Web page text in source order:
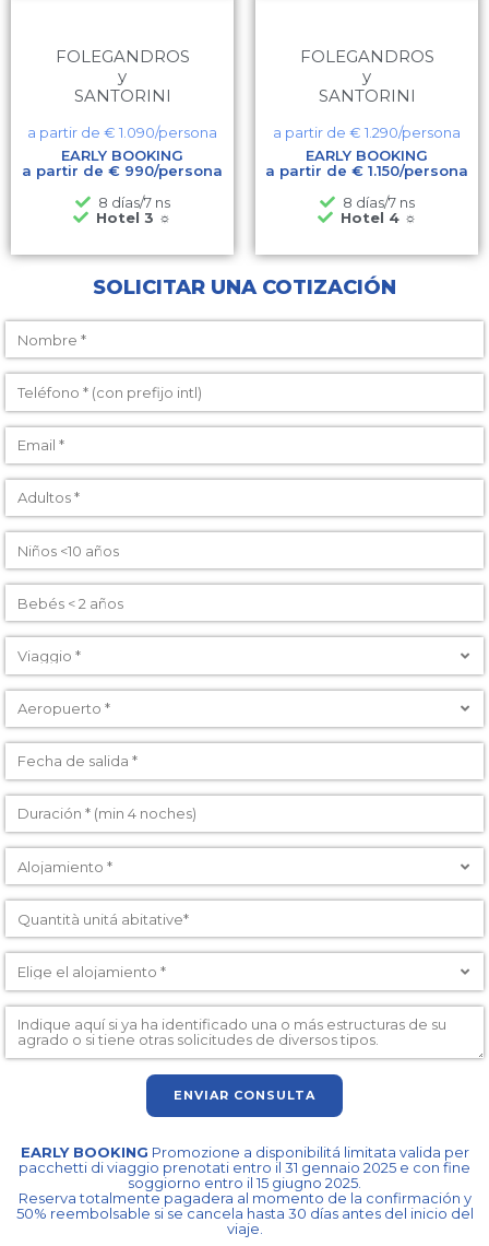
FOLEGANDROS
y
SANTORINI
a partir de € 1.090/persona
EARLY BOOKING
a partir de € 990/persona
8 días/7 ns
Hotel 3 ☼
FOLEGANDROS
y
SANTORINI
a partir de € 1.290/persona
EARLY BOOKING
a partir de € 1.150/persona
8 días/7 ns
Hotel 4 ☼
SOLICITAR UNA COTIZACIÓN
ENVIAR CONSULTA
EARLY BOOKING Promozione a disponibilitá limitata valida per
pacchetti di viaggio prenotati entro il 31 gennaio 2025 e con fine
soggiorno entro il 15 giugno 2025.
Reserva totalmente pagadera al momento de la confirmación y
50% reembolsable si se cancela hasta 30 días antes del inicio del
viaje.